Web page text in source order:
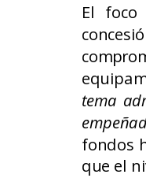
El
tema
fondos
que el